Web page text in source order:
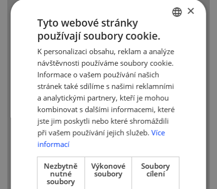
Telefonní budky – vyvěsit cedule:
pokud možno nepoužívat.
Veškerá opatření zavést současně
i na pobočkách – zodpovědnost mají
vedoucí poboček.
Na pobočkách omezit chození
do restaurací.
Nakoupit čističky mobilních
telefonů.
Tisk letáků na vchody – oddělit
zaměstnance co nejvíce od sebe.
Se strážní službou domluvit otevření
Zjistit možnosti automatického
otevírání dveří a antibakteriální
kliky.
ENGLISH
×
Tyto webové stránky
používají soubory cookie.
K personalizaci obsahu, reklam a analýze
návštěvnosti používáme soubory cookie.
Informace o vašem používání našich
stránek také sdílíme s našimi reklamními
a analytickými partnery, kteří je mohou
kombinovat s dalšími informacemi, které
jste jim poskytli nebo které shromáždili
při vašem používání jejich služeb. Více
informací
Nezbytně
nutné
soubory
Výkonové
soubory
Soubory
cílení